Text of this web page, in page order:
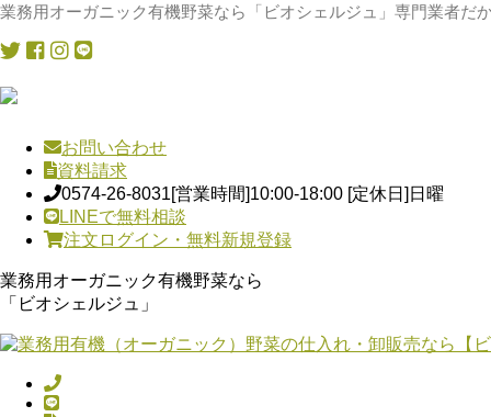
業務用オーガニック有機野菜なら「ビオシェルジュ」専門業者だ
お問い合わせ
資料請求
0574-26-8031[営業時間]10:00-18:00 [定休日]日曜
LINEで無料相談
注文ログイン・無料新規登録
業務用オーガニック有機野菜なら
「ビオシェルジュ」